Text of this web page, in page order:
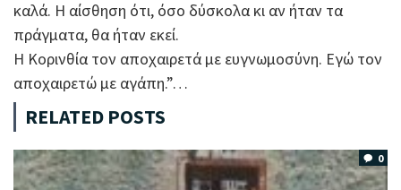
καλά. Η αίσθηση ότι, όσο δύσκολα κι αν ήταν τα
πράγματα, θα ήταν εκεί.
Η Κορινθία τον αποχαιρετά με ευγνωμοσύνη. Εγώ τον
αποχαιρετώ με αγάπη.”…
RELATED POSTS
0